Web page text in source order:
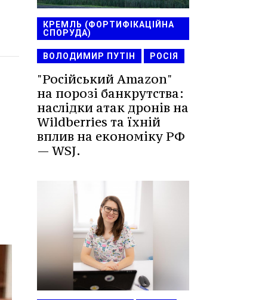
КРЕМЛЬ (ФОРТИФІКАЦІЙНА
СПОРУДА)
ВОЛОДИМИР ПУТІН РОСІЯ
"Російський Amazon"
на порозі банкрутства:
наслідки атак дронів на
Wildberries та їхній
вплив на економіку РФ
— WSJ.